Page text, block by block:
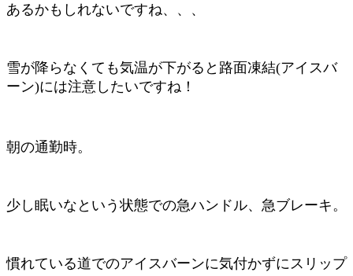
あるかもしれないですね、、、
雪が降らなくても気温が下がると路面凍結(アイスバ
ーン)には注意したいですね！
朝の通勤時。
少し眠いなという状態での急ハンドル、急ブレーキ。
慣れている道でのアイスバーンに気付かずにスリップ